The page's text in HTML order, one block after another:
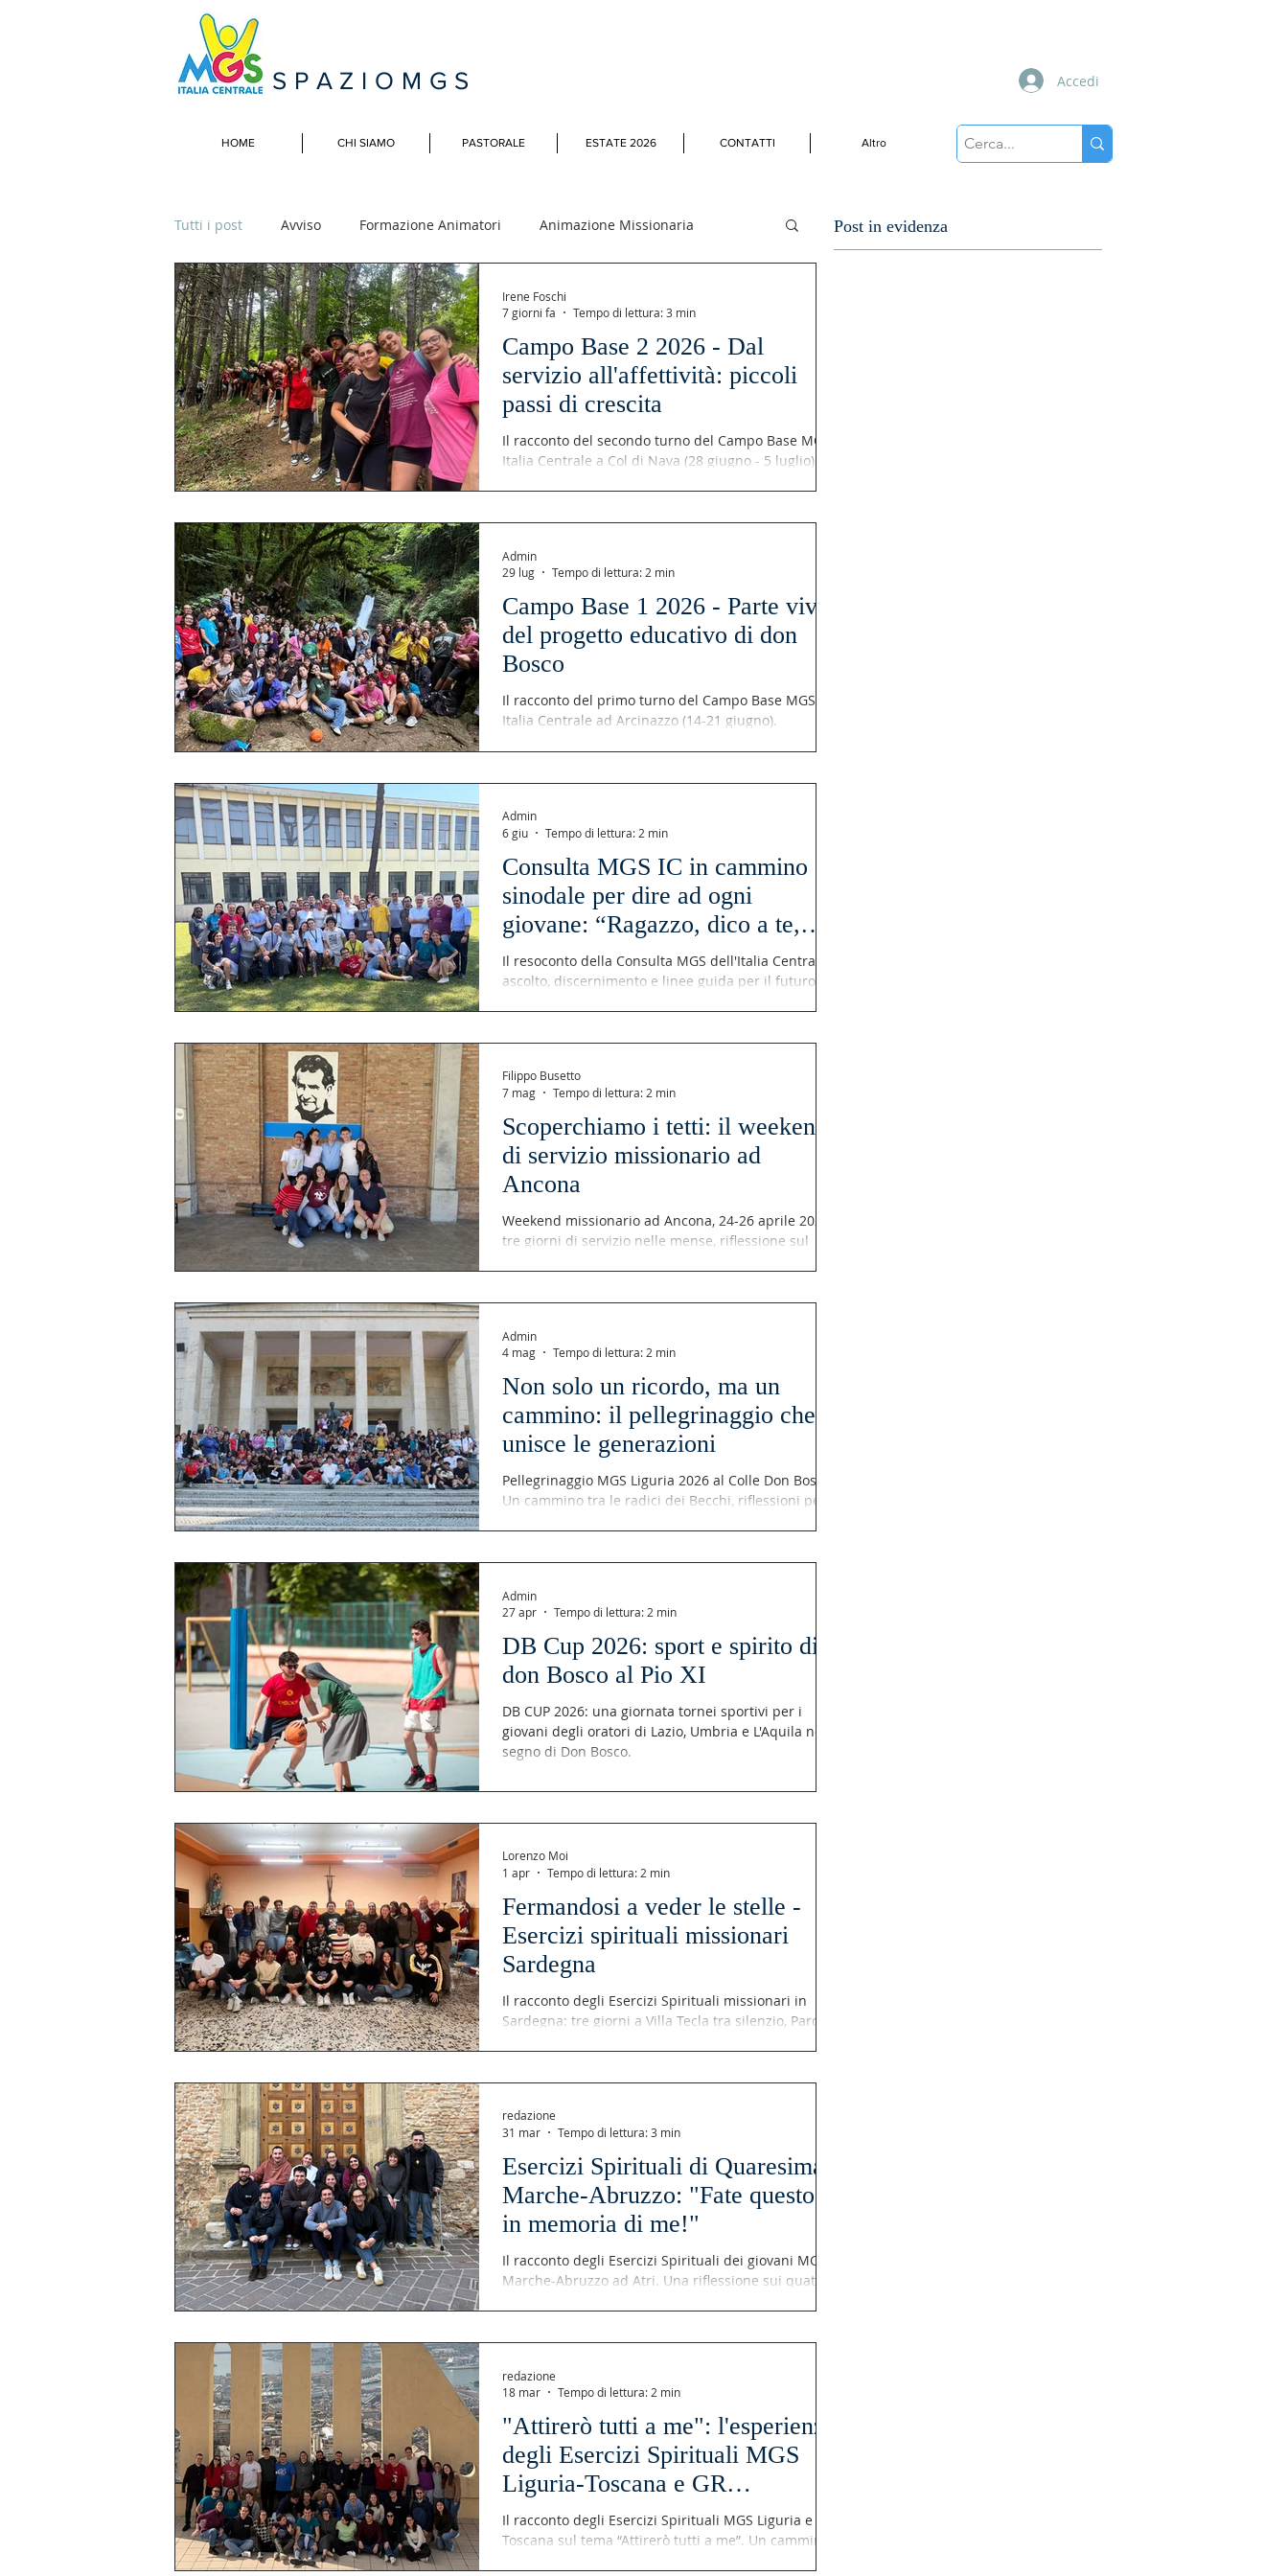
SPAZIOMGS
HOME CHI SIAMO PASTORALE ESTATE 2026 CONTATTI Altro
Accedi
Tutti i post Avviso Formazione Animatori Animazione Missionaria
Campi Estivi Incontri nazionali
Campo Base 2 2026 - Dal
servizio all'affettività: piccoli
passi di crescita
Il racconto del secondo turno del Campo Base MGS
Italia Centrale a Col di Nava (28 giugno - 5 luglio).
Irene Foschi
7 giorni fa
Tempo di lettura: 3 min
Campo Base 1 2026 - Parte viva
del progetto educativo di don
Bosco
Il racconto del primo turno del Campo Base MGS
Italia Centrale ad Arcinazzo (14-21 giugno).
Admin
29 lug
Tempo di lettura: 2 min
Consulta MGS IC in cammino
sinodale per dire ad ogni
giovane: “Ragazzo, dico a te,
Alzati!”
Il resoconto della Consulta MGS dell'Italia Centrale:
ascolto, discernimento e linee guida per il futuro
Admin
6 giu
Tempo di lettura: 2 min
Scoperchiamo i tetti: il weekend
di servizio missionario ad
Ancona
Weekend missionario ad Ancona, 24-26 aprile 2026:
tre giorni di servizio nelle mense, riflessione sul
Filippo Busetto
7 mag
Tempo di lettura: 2 min
Non solo un ricordo, ma un
cammino: il pellegrinaggio che
unisce le generazioni
Pellegrinaggio MGS Liguria 2026 al Colle Don Bosco.
Un cammino tra le radici dei Becchi, riflessioni per
Admin
4 mag
Tempo di lettura: 2 min
DB Cup 2026: sport e spirito di
don Bosco al Pio XI
DB CUP 2026: una giornata tornei sportivi per i
giovani degli oratori di Lazio, Umbria e L'Aquila nel
segno di Don Bosco.
Admin
27 apr
Tempo di lettura: 2 min
Fermandosi a veder le stelle -
Esercizi spirituali missionari
Sardegna
Il racconto degli Esercizi Spirituali missionari in
Sardegna: tre giorni a Villa Tecla tra silenzio, Parola
Lorenzo Moi
1 apr
Tempo di lettura: 2 min
Esercizi Spirituali di Quaresima
Marche-Abruzzo: "Fate questo
in memoria di me!"
Il racconto degli Esercizi Spirituali dei giovani MGS
Marche-Abruzzo ad Atri. Una riflessione sui quattro
redazione
31 mar
Tempo di lettura: 3 min
"Attirerò tutti a me": l'esperienza
degli Esercizi Spirituali MGS
Liguria-Toscana e GR
Discernimento
Il racconto degli Esercizi Spirituali MGS Liguria e
Toscana sul tema “Attirerò tutti a me”. Un cammino
redazione
18 mar
Tempo di lettura: 2 min
Post in evidenza